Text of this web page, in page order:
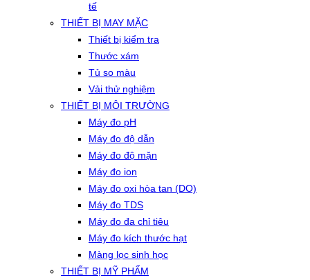
tế
THIẾT BỊ MAY MẶC
Thiết bị kiểm tra
Thước xám
Tủ so màu
Vải thử nghiệm
THIẾT BỊ MÔI TRƯỜNG
Máy đo pH
Máy đo độ dẫn
Máy đo độ mặn
Máy đo ion
Máy đo oxi hòa tan (DO)
Máy đo TDS
Máy đo đa chỉ tiêu
Máy đo kích thước hạt
Màng lọc sinh học
THIẾT BỊ MỸ PHẨM